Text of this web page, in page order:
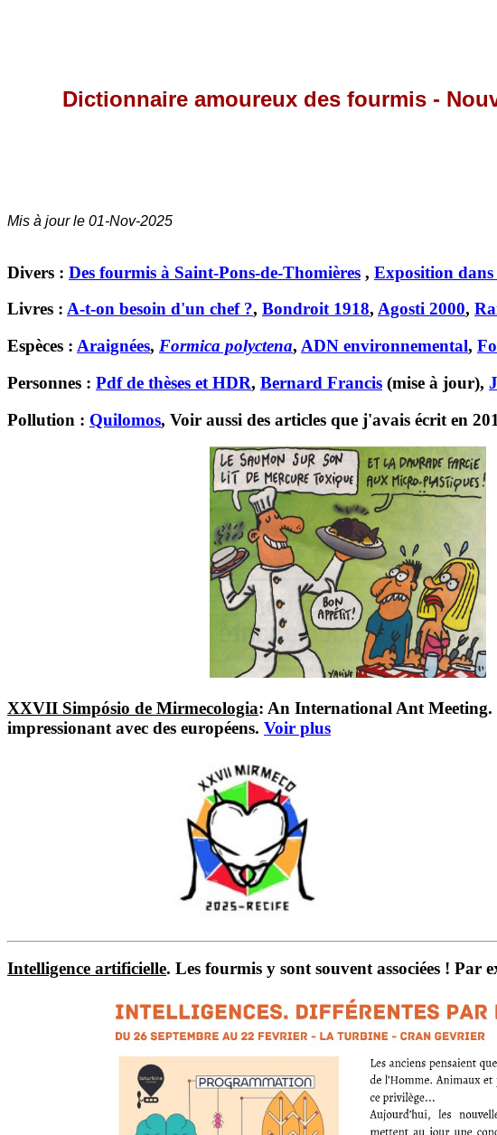
Dictionnaire amoureux des fourmis -
Mis à jour le 01-Nov-2025
Divers : Des fourmis à Saint-Pons-de-Thomières , Exposition
Livres : A-t-on besoin d'un chef ?, Bondroit 1918, Agosti 2000,
Espèces : Araignées, Formica polyctena, ADN environnemental,
Personnes : Pdf de thèses et HDR, Bernard Francis (mise à jour),
Pollution : Quilomos, Voir aussi des articles que j'avais écrit en
XXVII Simpósio de Mirmecologia: An International Ant Meeting.
impressionant avec des européens. Voir plus
Intelligence artificielle. Les fourmis y sont souvent associées !